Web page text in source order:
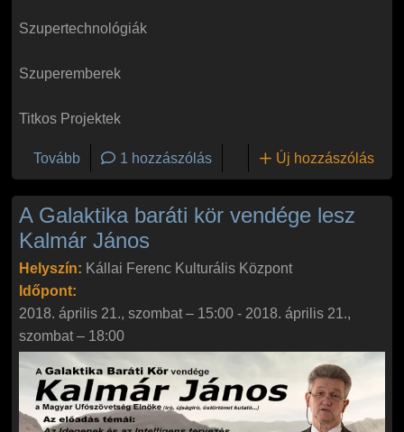
Szupertechnológiák
Szuperemberek
Titkos Projektek
Tovább(Kalmár János: Szupertechnológiák,
1 hozzászólás Új hozzászólás
A Galaktika baráti kör vendége lesz
Kalmár János
Helyszín: Kállai Ferenc Kulturális Központ
Időpont:
2018. április 21., szombat – 15:00 - 2018. április 21.,
szombat – 18:00